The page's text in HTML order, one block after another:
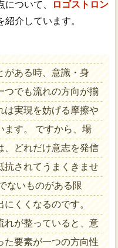
ついて、
ロゴストロン
紹介しています。
がある時、意識・身
つでも流れの方向が揃
は実現を妨げる摩擦や
ます。 ですから、場
、どれだけ意志を発信
抗されてうまくきませ
ないものがある限
くくなるのです。
れが整っていると、意
た要素が一つの方向性